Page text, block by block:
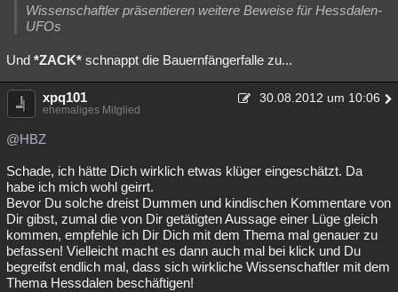
Wissenschaftler präsentieren weitere Beweise für Hessdalen-
UFOs
Und *ZACK* schnappt die Bauernfängerfalle zu...
xpq101 30.08.2012 um 10:06
ehemaliges Mitglied
@HBZ
Schade, ich hätte Dich wirklich etwas klüger eingeschätzt. Da
habe ich mich wohl geirrt.
Bevor Du solche dreist Dummen und kindischen Kommentare von
Dir gibst, zumal die von Dir getätigten Aussage einer Lüge gleich
kommen, empfehle ich Dir Dich mit dem Thema mal genauer zu
befassen! Vielleicht macht es dann auch mal bei klick und Du
begreifst endlich mal, dass sich wirkliche Wissenschaftler mit dem
Thema Hessdalen beschäftigen!